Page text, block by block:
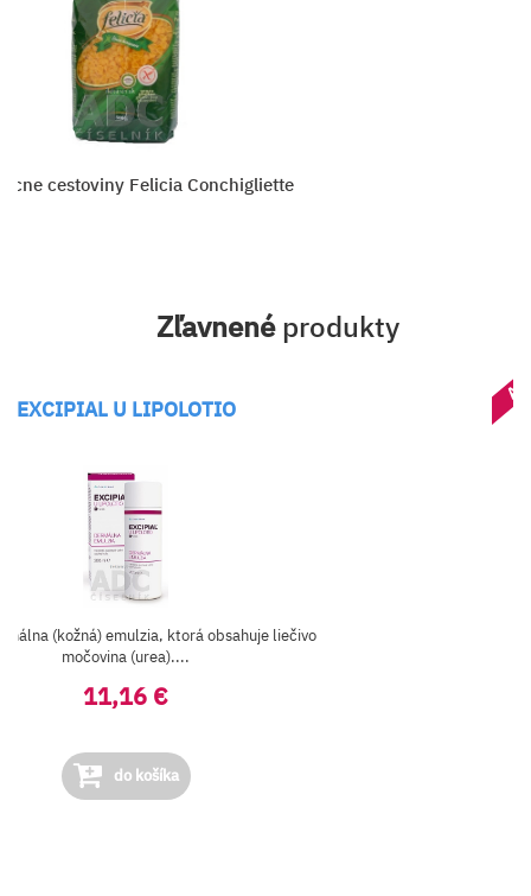
cestoviny Felicia Conchigliette
Zľavnenéprodukty
EXCIPIAL U LIPOLOTIO
(kožná) emulzia, ktorá obsahuje liečivo
močovina (urea)....
11,16 €
do košíka